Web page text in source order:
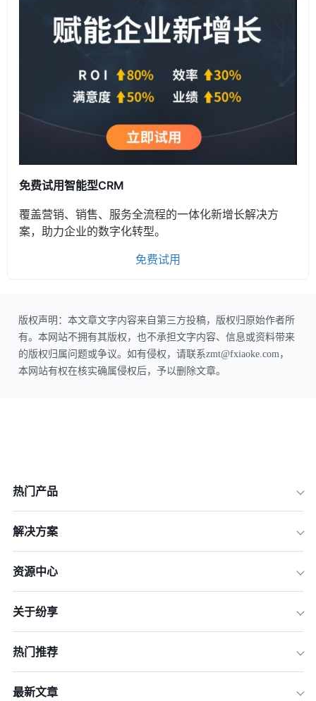
免费试用智能型CRM
覆盖营销、销售、服务全流程的一体化新增长解决方
案，助力企业的数字化转型。
免费试用
版权声明：本文章文字内容来自第三方投稿，版权归原始作者所
有。本网站不拥有其版权，也不承担文字内容、信息或资料带来
的版权归属问题或争议。如有侵权，请联系zmt@fxiaoke.com，
本网站有权在核实确属侵权后，予以删除文章。
热门产品
解决方案
资源中心
关于纷享
热门推荐
最新文章